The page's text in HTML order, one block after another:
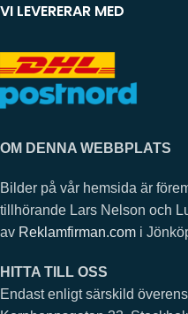
VI LEVERERAR MED
OM DENNA WEBBPLATS
Bilder på vår hemsida är
tillhörande Lars Nelson och
av Reklamfirman.com i
HITTA TILL OSS
Endast enligt särskild